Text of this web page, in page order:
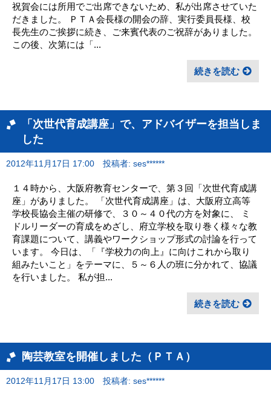
祝賀会には所用でご出席できないため、私が出席させていた
だきました。 ＰＴＡ会長様の開会の辞、実行委員長様、校
長先生のご挨拶に続き、ご来賓代表のご祝辞がありました。
この後、次第には「...
続きを読む
「次世代育成講座」で、アドバイザーを担当しま
した
2012年11月17日 17:00 投稿者: ses******
１４時から、大阪府教育センターで、第３回「次世代育成講
座」がありました。 「次世代育成講座」は、大阪府立高等
学校長協会主催の研修で、３０～４０代の方を対象に、 ミ
ドルリーダーの育成をめざし、府立学校を取り巻く様々な教
育課題について、講義やワークショップ形式の討論を行って
います。 今日は、「『学校力の向上』に向けこれから取り
組みたいこと」をテーマに、５～６人の班に分かれて、協議
を行いました。 私が担...
続きを読む
陶芸教室を開催しました（ＰＴＡ）
2012年11月17日 13:00 投稿者: ses******